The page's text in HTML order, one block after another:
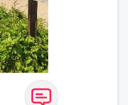
pas de seconde
eternam ».
maniaque ainsi
efforts. Rien de
pense……Je suis un
le souhaitez,
J’en serai